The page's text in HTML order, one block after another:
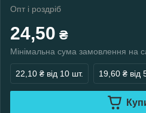
Опт і роздріб
24,50 ₴
Мінімальна сума замовлення на
22,10 ₴ від 10 шт. 19,60 ₴ від